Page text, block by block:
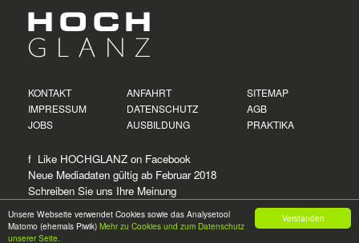
Verstanden
Unsere Webseite verwendet Cookies sowie das Analysetool
Matomo (ehemals Piwik) Mehr zu Cookies und zum Datenschutz
unserer Seite.
KONTAKT ANFAHRT
SITEMAP
IMPRESSUM
DATENSCHUTZ
AGB
JOBS
AUSBILDUNG PRAKTIKA
f Like HOCHGLANZ on Facebook
Neue Mediadaten gültig ab Februar 2018
Schreiben Sie uns Ihre Meinung
© 2026HOCH GLANZ